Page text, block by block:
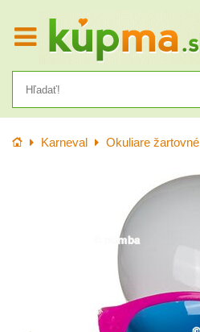
Úvod Karneval Okuliare žartovné